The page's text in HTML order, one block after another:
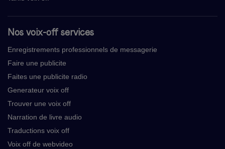
Nos voix-off services
Enregistrements professionnels de messagerie
Faire une publicite
Faites une publicite radio
Generateur voix off
Trouver une voix off
Narration de livre audio
Traductions voix off
Voix off de webvideo